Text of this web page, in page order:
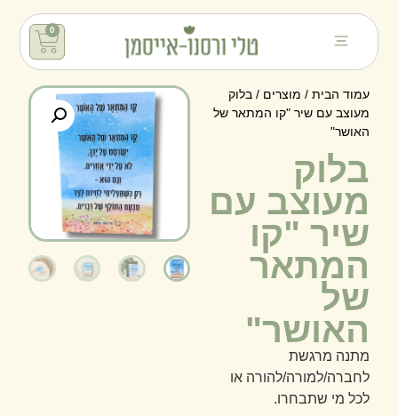
0
עמוד הבית / מוצרים / בלוק
מעוצב עם שיר "קו המתאר של
האושר"
בלוק
מעוצב עם
שיר "קו
המתאר
של
האושר"
מתנה מרגשת
לחברה/למורה/להורה או
לכל מי שתבחרו.